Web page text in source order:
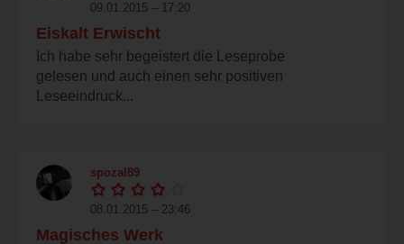
09.01.2015 – 17:20
Eiskalt Erwischt
Ich habe sehr begeistert die Leseprobe
gelesen und auch einen sehr positiven
Leseeindruck...
spozal89
08.01.2015 – 23:46
Magisches Werk